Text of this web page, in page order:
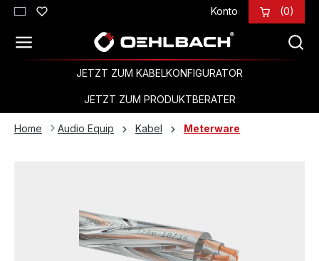
Zum Hauptinhalt springen Konto (0)
JETZT ZUM KABELKONFIGURATOR
JETZT ZUM PRODUKTBERATER
Home Audio Equip Kabel Meterware